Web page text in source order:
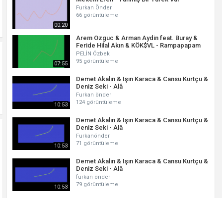
00:20
Furkan Önder
66 görüntüleme
07:55
Arem Ozguc & Arman Aydin feat. Buray &
Feride Hilal Akın & KÖK$VL - Rampapapam
PELİN Özbek
95 görüntüleme
10:53
Demet Akalın & Işın Karaca & Cansu Kurtçu &
Deniz Seki - Alâ
Furkan önder
124 görüntüleme
10:53
Demet Akalın & Işın Karaca & Cansu Kurtçu &
Deniz Seki - Alâ
Furkanönder
71 görüntüleme
10:53
Demet Akalın & Işın Karaca & Cansu Kurtçu &
Deniz Seki - Alâ
furkan önder
79 görüntüleme